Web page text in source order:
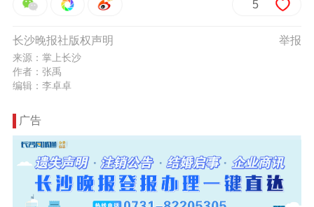
5
举报
长沙晚报社版权声明
来源：掌上长沙
作者：张禹
编辑：李卓卓
广告